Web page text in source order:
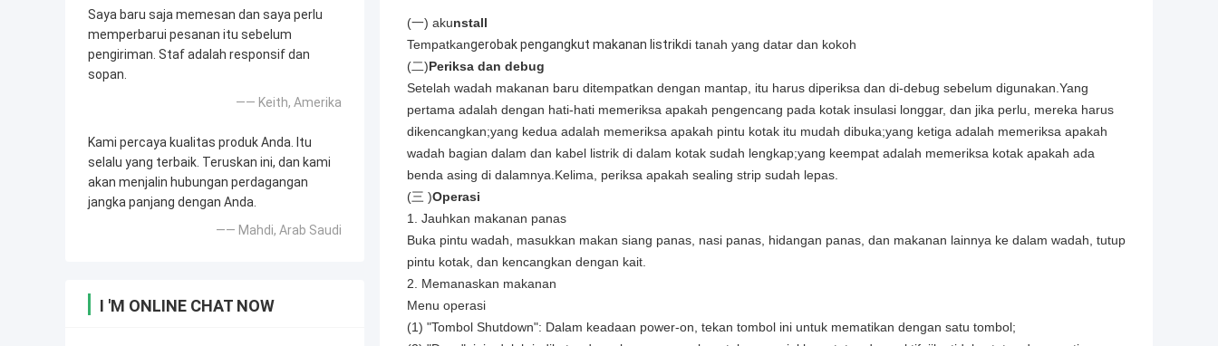
Saya baru saja memesan dan saya perlu
memperbarui pesanan itu sebelum
pengiriman. Staf adalah responsif dan
sopan.
—— Keith, Amerika
Kami percaya kualitas produk Anda. Itu
selalu yang terbaik. Teruskan ini, dan kami
akan menjalin hubungan perdagangan
jangka panjang dengan Anda.
—— Mahdi, Arab Saudi
I 'M ONLINE CHAT NOW
(一) akunstall
Tempatkangerobak pengangkut makanan listrikdi tanah yang datar dan kokoh
(二)Periksa dan debug
Setelah wadah makanan baru ditempatkan dengan mantap, itu harus diperiksa dan di-debug sebelum digunakan.Yang
pertama adalah dengan hati-hati memeriksa apakah pengencang pada kotak insulasi longgar, dan jika perlu, mereka harus
dikencangkan;yang kedua adalah memeriksa apakah pintu kotak itu mudah dibuka;yang ketiga adalah memeriksa apakah
wadah bagian dalam dan kabel listrik di dalam kotak sudah lengkap;yang keempat adalah memeriksa kotak apakah ada
benda asing di dalamnya.Kelima, periksa apakah sealing strip sudah lepas.
(三 )Operasi
1. Jauhkan makanan panas
Buka pintu wadah, masukkan makan siang panas, nasi panas, hidangan panas, dan makanan lainnya ke dalam wadah, tutup
pintu kotak, dan kencangkan dengan kait.
2. Memanaskan makanan
Menu operasi
(1) "Tombol Shutdown": Dalam keadaan power-on, tekan tombol ini untuk mematikan dengan satu tombol;